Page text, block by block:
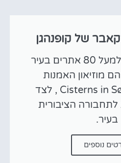
של קופנהגן
כניסה חופשית למעל 80 אתרים בעיר
מוזיאון האמנות
Cisterns in Søndermarken , לצד
הציבורית
בעיר.
נוספים